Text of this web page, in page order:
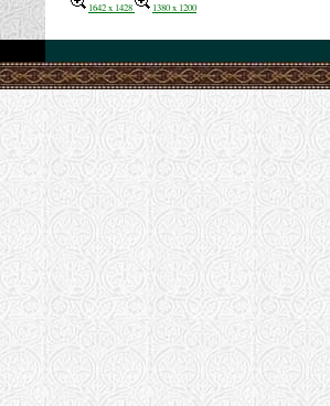
1642 x 1428 1380 x 1200